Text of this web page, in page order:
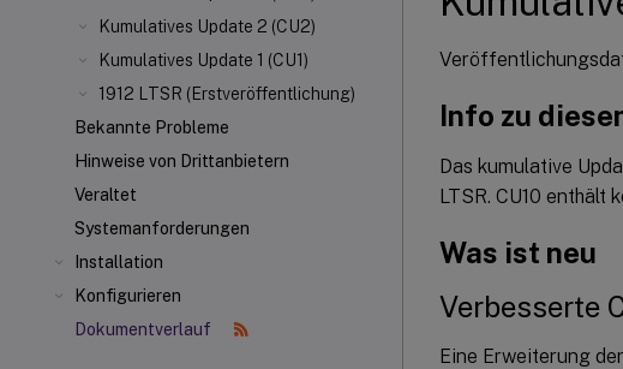
Kumulatives Update 2 (CU2)
Kumulatives Update 1 (CU1)
1912 LTSR (Erstveröffentlichung)
Bekannte Probleme
Hinweise von Drittanbietern
Veraltet
Systemanforderungen
Installation
Konfigurieren
Dokumentverlauf
Info zu
Das kumulative
LTSR. CU10 enthält
Was ist neu
Verbesserte
Eine Erweiterung